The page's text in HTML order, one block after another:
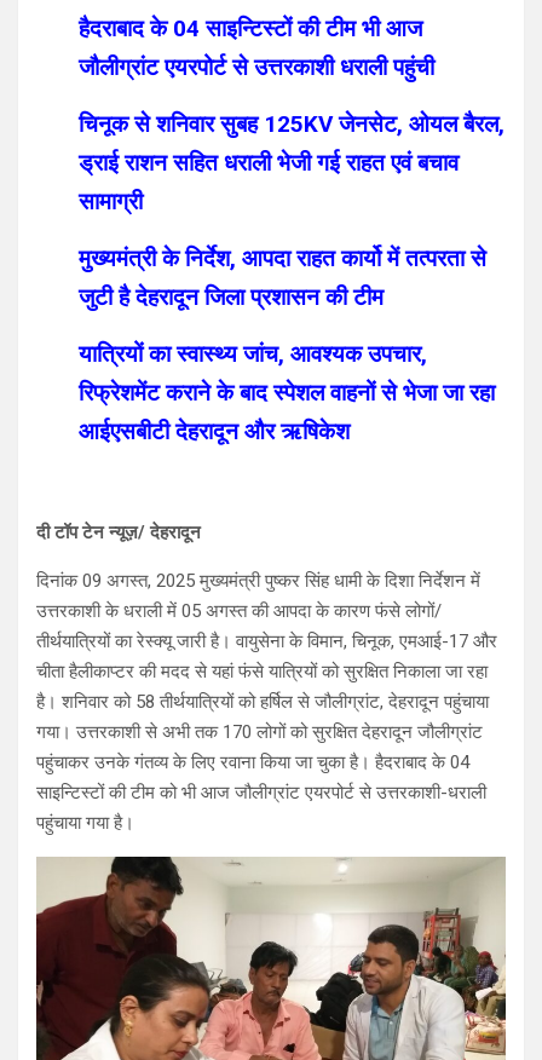
हैदराबाद के 04 साइन्टिस्टों की टीम भी आज
जौलीग्रांट एयरपोर्ट से उत्तरकाशी धराली पहुंची
चिनूक से शनिवार सुबह 125KV जेनसेट, ओयल बैरल,
ड्राई राशन सहित धराली भेजी गई राहत एवं बचाव
सामाग्री
मुख्यमंत्री के निर्देश, आपदा राहत कार्यो में तत्परता से
जुटी है देहरादून जिला प्रशासन की टीम
यात्रियों का स्वास्थ्य जांच, आवश्यक उपचार,
रिफ्रेशमेंट कराने के बाद स्पेशल वाहनों से भेजा जा रहा
आईएसबीटी देहरादून और ऋषिकेश
दी टॉप टेन न्यूज़/ देहरादून
दिनांक 09 अगस्त, 2025 मुख्यमंत्री पुष्कर सिंह धामी के दिशा निर्देशन में
उत्तरकाशी के धराली में 05 अगस्त की आपदा के कारण फंसे लोगों/
तीर्थयात्रियों का रेस्क्यू जारी है। वायुसेना के विमान, चिनूक, एमआई-17 और
चीता हैलीकाप्टर की मदद से यहां फंसे यात्रियों को सुरक्षित निकाला जा रहा
है। शनिवार को 58 तीर्थयात्रियों को हर्षिल से जौलीग्रांट, देहरादून पहुंचाया
गया। उत्तरकाशी से अभी तक 170 लोगों को सुरक्षित देहरादून जौलीग्रांट
पहुंचाकर उनके गंतव्य के लिए रवाना किया जा चुका है। हैदराबाद के 04
साइन्टिस्टों की टीम को भी आज जौलीग्रांट एयरपोर्ट से उत्तरकाशी-धराली
पहुंचाया गया है।